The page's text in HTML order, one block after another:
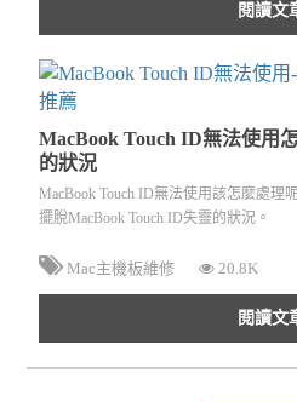
閱讀文
MacBook Touch ID無法使用
的狀況
MacBook Touch ID無法使用該怎麼處理
擺脫MacBook Touch ID失靈的狀況。
Mac主機板維修 20.8K
閱讀文